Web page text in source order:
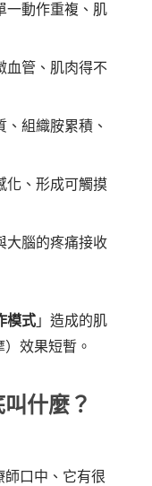
一動作重複、肌
血管、肌肉得不
、組織胺累積、
化、形成可觸摸
大腦的疼痛接收
模式 」造成的肌
效果短暫。
什麼？
口中、它有很